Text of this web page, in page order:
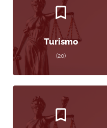
Turismo
(20)